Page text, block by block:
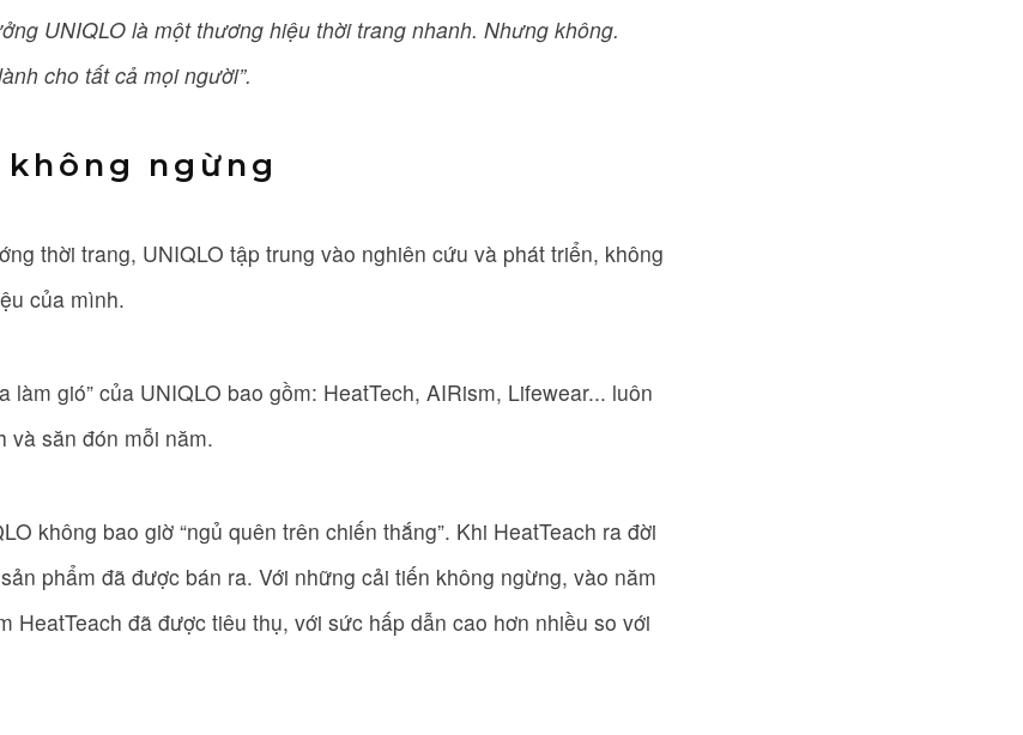
UNIQLO là một thương hiệu thời trang nhanh. Nhưng không.
cho tất cả mọi người”.
ngừng
thời trang, UNIQLO tập trung vào nghiên cứu và phát triển, không
của mình.
làm gió” của UNIQLO bao gồm: HeatTech, AIRism, Lifewear... luôn
và săn đón mỗi năm.
không bao giờ “ngủ quên trên chiến thắng”. Khi HeatTeach ra đời
phẩm đã được bán ra. Với những cải tiến không ngừng, vào năm
HeatTeach đã được tiêu thụ, với sức hấp dẫn cao hơn nhiều so với